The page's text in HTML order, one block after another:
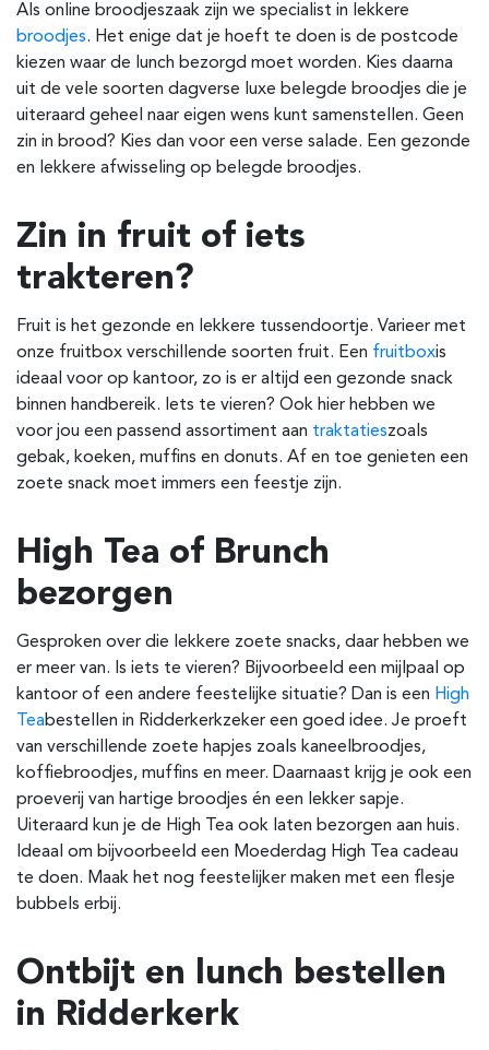
Als online broodjeszaak zijn we specialist in lekkere
broodjes. Het enige dat je hoeft te doen is de postcode
kiezen waar de lunch bezorgd moet worden. Kies daarna
uit de vele soorten dagverse luxe belegde broodjes die je
uiteraard geheel naar eigen wens kunt samenstellen. Geen
zin in brood? Kies dan voor een verse salade. Een gezonde
en lekkere afwisseling op belegde broodjes.
Zin in fruit of iets
trakteren?
Fruit is het gezonde en lekkere tussendoortje. Varieer met
onze fruitbox verschillende soorten fruit. Een fruitboxis
ideaal voor op kantoor, zo is er altijd een gezonde snack
binnen handbereik. Iets te vieren? Ook hier hebben we
voor jou een passend assortiment aan traktatieszoals
gebak, koeken, muffins en donuts. Af en toe genieten een
zoete snack moet immers een feestje zijn.
High Tea of Brunch
bezorgen
Gesproken over die lekkere zoete snacks, daar hebben we
er meer van. Is iets te vieren? Bijvoorbeeld een mijlpaal op
kantoor of een andere feestelijke situatie? Dan is een High
Teabestellen in Ridderkerkzeker een goed idee. Je proeft
van verschillende zoete hapjes zoals kaneelbroodjes,
koffiebroodjes, muffins en meer. Daarnaast krijg je ook een
proeverij van hartige broodjes én een lekker sapje.
Uiteraard kun je de High Tea ook laten bezorgen aan huis.
Ideaal om bijvoorbeeld een Moederdag High Tea cadeau
te doen. Maak het nog feestelijker maken met een flesje
bubbels erbij.
Ontbijt en lunch bestellen
in Ridderkerk